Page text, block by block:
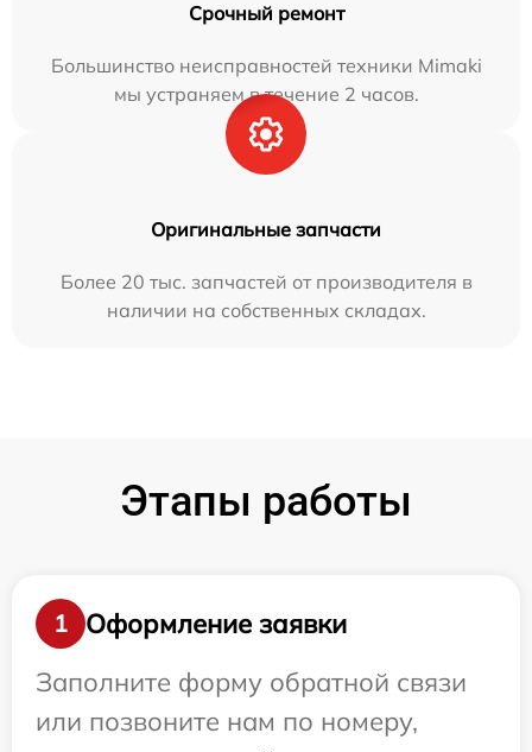
Срочный ремонт
Большинство неисправностей техники Mimaki
мы устраняем в течение 2 часов.
Оригинальные запчасти
Более 20 тыс. запчастей от производителя в
наличии на собственных складах.
Этапы работы
1
Оформление заявки
Заполните форму обратной связи
или позвоните нам по номеру,